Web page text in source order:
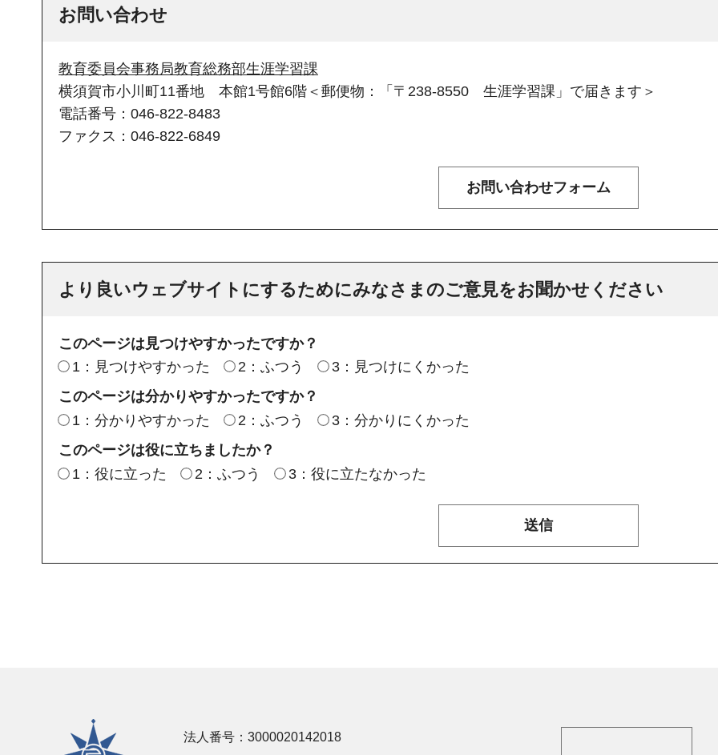
お問い合わせ
教育委員会事務局教育総務部生涯学習課
横須賀市小川町11番地 本館1号館6階＜郵便物：「〒238-8550 生涯学習課」で届きます＞
電話番号：046-822-8483
ファクス：046-822-6849
より良いウェブサイトにするためにみなさまのご意見をお聞かせください
このページは見つけやすかったですか？
1：見つけやすかった
2：ふつう
3：見つけにくかった
このページは分かりやすかったですか？
1：分かりやすかった
2：ふつう
3：分かりにくかった
このページは役に立ちましたか？
1：役に立った
2：ふつう 3：役に立たなかった
横須賀市 法人番号：3000020142018